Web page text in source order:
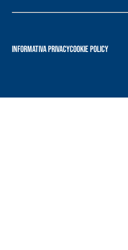
Informativa PrivacyCookie Policy